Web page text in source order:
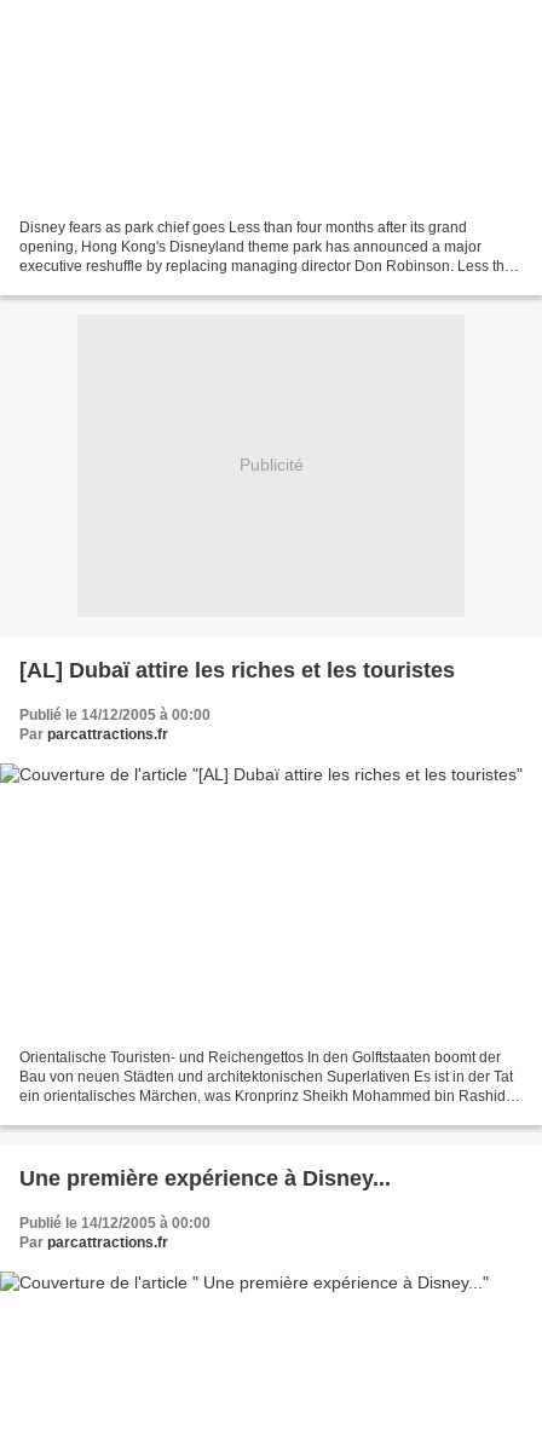
Disney fears as park chief goes Less than four months after its grand
opening, Hong Kong's Disneyland theme park has announced a major
executive reshuffle by replacing managing director Don Robinson. Less than
Publicité
[AL] Dubaï attire les riches et les touristes
Publié le 14/12/2005 à 00:00
Par parcattractions.fr
Orientalische Touristen- und Reichengettos In den Golftstaaten boomt der
Bau von neuen Städten und architektonischen Superlativen Es ist in der Tat
ein orientalisches Märchen, was Kronprinz Sheikh Mohammed bin Rashid Al
Une première expérience à Disney...
Publié le 14/12/2005 à 00:00
Par parcattractions.fr